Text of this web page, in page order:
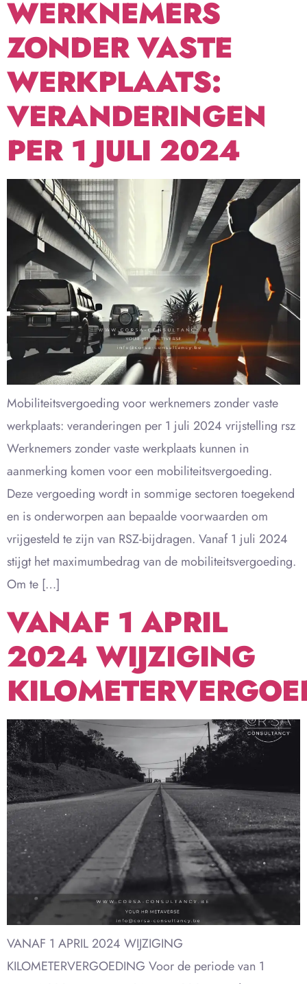
WERKNEMERS
ZONDER VASTE
WERKPLAATS:
VERANDERINGEN
PER 1 JULI 2024
Mobiliteitsvergoeding voor werknemers zonder vaste
werkplaats: veranderingen per 1 juli 2024 vrijstelling rsz
Werknemers zonder vaste werkplaats kunnen in
aanmerking komen voor een mobiliteitsvergoeding.
Deze vergoeding wordt in sommige sectoren toegekend
en is onderworpen aan bepaalde voorwaarden om
vrijgesteld te zijn van RSZ-bijdragen. Vanaf 1 juli 2024
stijgt het maximumbedrag van de mobiliteitsvergoeding.
Om te […]
VANAF 1 APRIL
2024 WIJZIGING
VANAF 1 APRIL 2024 WIJZIGING
KILOMETERVERGOEDING Voor de periode van 1